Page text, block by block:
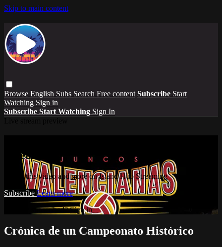
Skip to main content
Browse English Subs Search Free content Subscribe Start
Watching Sign in
Subscribe Start Watching Sign In
Streaming
Watch this video and more on Island Hub Streaming
Subscribe Learn more
Already subscribed?Sign in
Crónica de un Campeonato Histórico